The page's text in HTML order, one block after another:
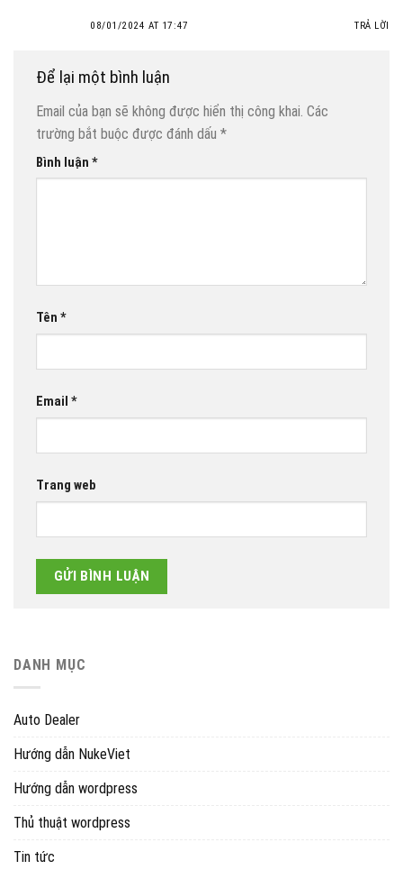
08/01/2024 AT 17:47 TRẢ LỜI
Để lại một bình luận
Email của bạn sẽ không được hiển thị công khai. Các
trường bắt buộc được đánh dấu *
Bình luận *
Tên *
Email *
Trang web
DANH MỤC
Auto Dealer
Hướng dẫn NukeViet
Hướng dẫn wordpress
Thủ thuật wordpress
Tin tức